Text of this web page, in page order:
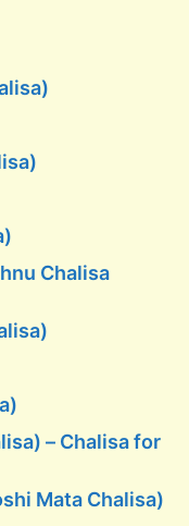
Chalisa
– Chalisa for
Mata Chalisa)